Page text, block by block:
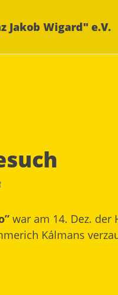
Jakob Wigard" e.V.
war am 14. Dez.
Kálmans